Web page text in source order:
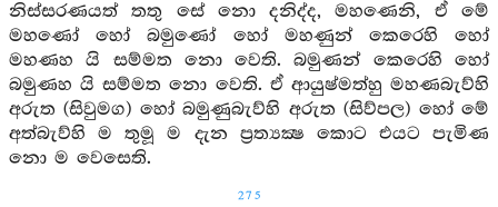
නිස්සරණයත් තතු සේ නො දනිද්ද, මහණෙනි, ඒ මේ
මහණෝ හෝ බමුණෝ හෝ මහණුන් කෙරෙහි හෝ
මහණහ යි සම්මත නො වෙති. බමුණන් කෙරෙහි හෝ
බමුණහ යි සම්මත නො වෙති. ඒ ආයුෂ්මත්හු මහණබැව්හි
අරුත (සිවුමග) හෝ බමුණුබැව්හි අරුත (සිව්පල) හෝ මේ
අත්බැව්හි ම තුමූ ම දැන ප්‍රත්‍යක්‍ෂ කොට එයට පැමිණ
නො ම වෙසෙති.
275